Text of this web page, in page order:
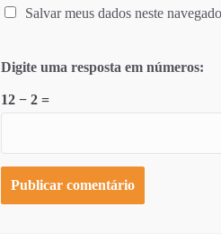
Salvar meus dados neste
Digite uma resposta em números:
12 − 2 =